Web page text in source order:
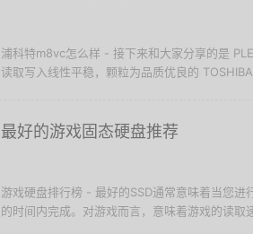
浦科特m8vc怎么样 - 接下来和大家分享的是
读取写入线性平稳，颗粒为品质优良的
最好的游戏固态硬盘推荐
游戏硬盘排行榜 - 最好的SSD通常意味着当您
的时间内完成。对游戏而言，意味着游戏的读